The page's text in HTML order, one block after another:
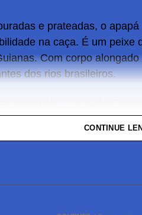
e prateadas, o
na caça. É um peixe
Com corpo
dos rios brasileiros.
coloração mais
enquanto o branco
CONTINUE